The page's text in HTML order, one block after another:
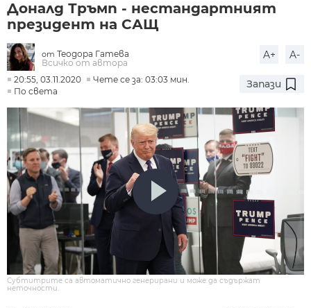
Доналд Тръмп - нестандартният
президент на САЩ
от Теодора Гатева
Всичко от автора
A+ A-
20:55, 03.11.2020
Чете се за: 03:03 мин.
По света
Запази
Субтитрите са автоматично генерирани и може да съдържат
неточности.